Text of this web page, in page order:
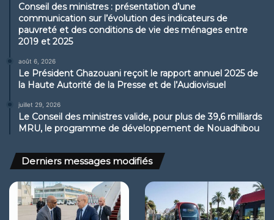
Conseil des ministres : présentation d’une
communication sur l’évolution des indicateurs de
pauvreté et des conditions de vie des ménages entre
2019 et 2025
août 6, 2026
Le Président Ghazouani reçoit le rapport annuel 2025 de
la Haute Autorité de la Presse et de l’Audiovisuel
juillet 29, 2026
Le Conseil des ministres valide, pour plus de 39,6 milliards
MRU, le programme de développement de Nouadhibou
Derniers messages modifiés